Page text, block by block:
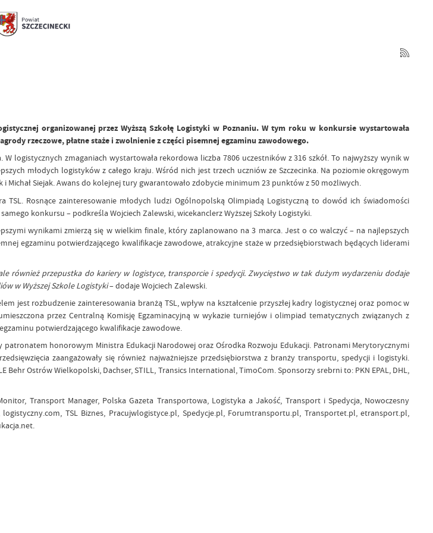
organizowanej przez Wyższą Szkołę Logistyki w Poznaniu. W tym roku w konkursie wystartowała
rzeczowe, płatne staże i zwolnienie z części pisemnej egzaminu zawodowego.
logistycznych zmaganiach wystartowała rekordowa liczba 7806 uczestników z 316 szkół. To najwyższy wynik w
młodych logistyków z całego kraju. Wśród nich jest trzech uczniów ze Szczecinka. Na poziomie okręgowym
i Michał Siejak. Awans do kolejnej tury gwarantowało zdobycie minimum 23 punktów z 50 możliwych.
Rosnące zainteresowanie młodych ludzi Ogólnopolską Olimpiadą Logistyczną to dowód ich świadomości
konkursu – podkreśla Wojciech Zalewski, wicekanclerz Wyższej Szkoły Logistyki.
wynikami zmierzą się w wielkim finale, który zaplanowano na 3 marca. Jest o co walczyć – na najlepszych
egzaminu potwierdzającego kwalifikacje zawodowe, atrakcyjne staże w przedsiębiorstwach będących liderami
również przepustka do kariery w logistyce, transporcie i spedycji. Zwycięstwo w tak dużym wydarzeniu dodaje
w Wyższej Szkole Logistyki– dodaje Wojciech Zalewski.
jest rozbudzenie zainteresowania branżą TSL, wpływ na kształcenie przyszłej kadry logistycznej oraz pomoc w
przez Centralną Komisję Egzaminacyjną w wykazie turniejów i olimpiad tematycznych związanych z
potwierdzającego kwalifikacje zawodowe.
honorowym Ministra Edukacji Narodowej oraz Ośrodka Rozwoju Edukacji. Patronami Merytorycznymi
zaangażowały się również najważniejsze przedsiębiorstwa z branży transportu, spedycji i logistyki.
Behr Ostrów Wielkopolski, Dachser, STILL, Transics International, TimoCom. Sponsorzy srebrni to: PKN EPAL, DHL,
Transport Manager, Polska Gazeta Transportowa, Logistyka a Jakość, Transport i Spedycja, Nowoczesny
TSL Biznes, Pracujwlogistyce.pl, Spedycje.pl, Forumtransportu.pl, Transportet.pl, etransport.pl,